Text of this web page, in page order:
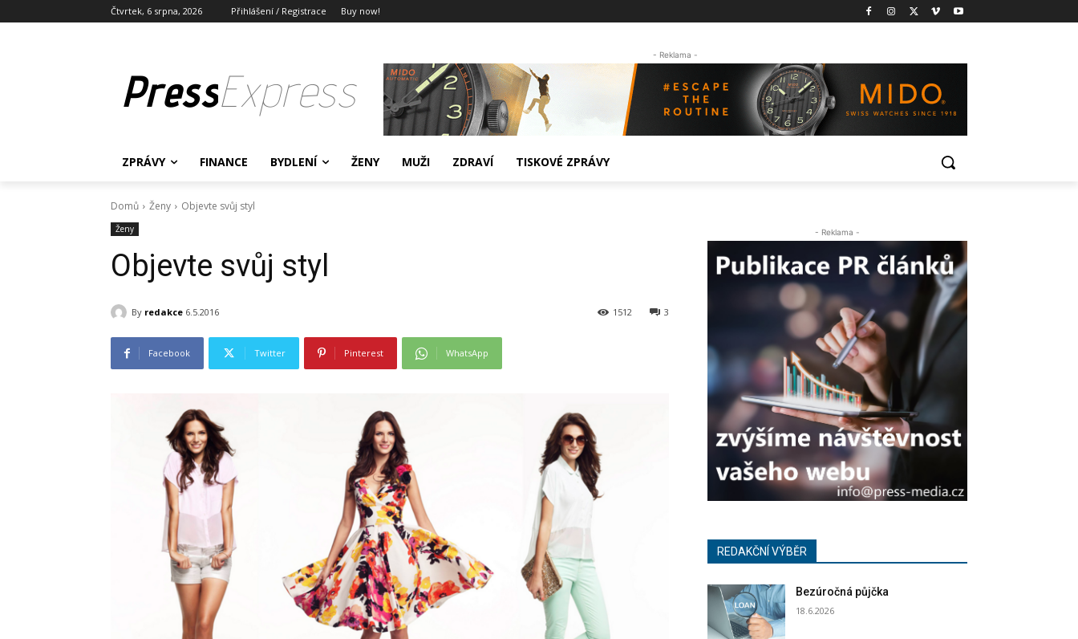
Čtvrtek, 6 srpna, 2026 Přihlášení / Registrace Buy now!
PressExpress
- Reklama -
ZPRÁVY FINANCE BYDLENÍ ŽENY MUŽI ZDRAVÍ TISKOVÉ ZPRÁVY
Domů Ženy Objevte svůj styl
Ženy
Objevte svůj styl
By redakce 6.5.2016 3
1512
Facebook Twitter Pinterest WhatsApp
- Reklama -
REDAKČNÍ VÝBĚR
Bezúročná půjčka
18.6.2026